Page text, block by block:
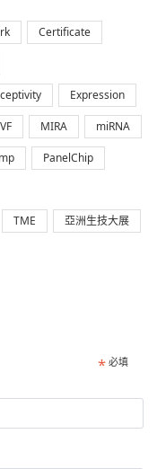
Certificate
Expression
MIRA miRNA
PanelChip
TME 亞洲生技大展
* 必填